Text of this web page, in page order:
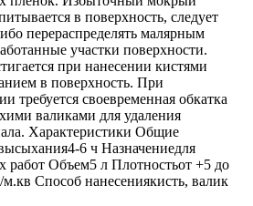
в поверхность, следует
перераспределять малярным
участки поверхности.
при нанесении кистями
в поверхность. При
требуется своевременная обкатка
валиками для удаления
Характеристики Общие
6 ч Назначениедля
Объем5 л Плотностьот +5 до
Способ нанесениякисть, валик